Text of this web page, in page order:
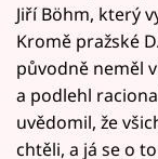
Jiří Böhm, který
Kromě pražské
původně neměl
a podlehl
uvědomil, že
chtěli, a já se o